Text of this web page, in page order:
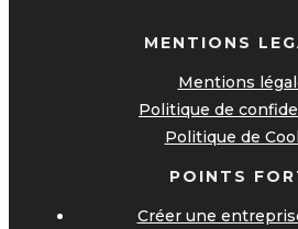
MENTIONS
Mentions
Politique de
Politique de
POINTS
Créer une